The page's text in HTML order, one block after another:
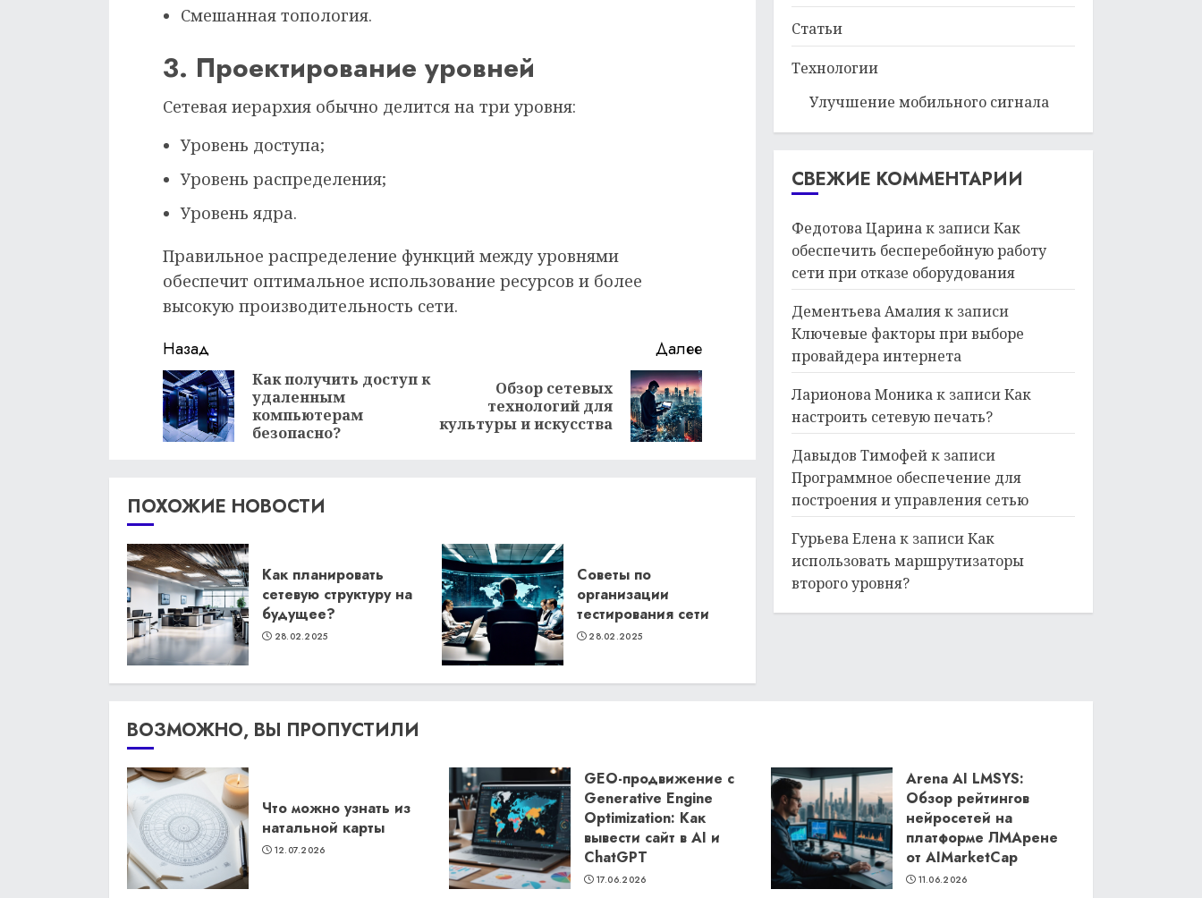
Смешанная топология.
3. Проектирование уровней
Сетевая иерархия обычно делится на три уровня:
Уровень доступа;
Уровень распределения;
Уровень ядра.
Правильное распределение функций между уровнями
обеспечит оптимальное использование ресурсов и более
высокую производительность сети.
Продолжить
чтение
Назад
Предыдущая
запись:
Как получить доступ к
удаленным
компьютерам
безопасно?
Далее
Следующая
запись:
Обзор сетевых
технологий для
культуры и искусства
ПОХОЖИЕ НОВОСТИ
Как планировать
сетевую структуру на
будущее?
28.02.2025
Советы по
организации
тестирования сети
28.02.2025
Статьи
Технологии
Улучшение мобильного сигнала
СВЕЖИЕ КОММЕНТАРИИ
Федотова Царинак записиКак
обеспечить бесперебойную работу
сети при отказе оборудования
Дементьева Амалияк записи
Ключевые факторы при выборе
провайдера интернета
Ларионова Моникак записиКак
настроить сетевую печать?
Давыдов Тимофейк записи
Программное обеспечение для
построения и управления сетью
Гурьева Еленак записиКак
использовать маршрутизаторы
второго уровня?
ВОЗМОЖНО, ВЫ ПРОПУСТИЛИ
Что можно узнать из
натальной карты
12.07.2026
GEO-продвижение с
Generative Engine
Optimization: Как
вывести сайт в AI и
ChatGPT
17.06.2026
Arena AI LMSYS:
Обзор рейтингов
нейросетей на
платформе ЛМАрене
от AIMarketCap
11.06.2026